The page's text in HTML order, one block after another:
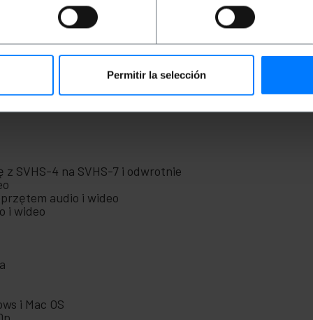
Permitir la selección
to idealne rozwiązanie do konwersji z SVHS-4 na
między dwoma standardami, oferując
muszą szybko i sprawnie przekonwertować z
SVHS-4 na SVHS-7 i odwrotnie
audio i wideo
i wideo
i Mac OS